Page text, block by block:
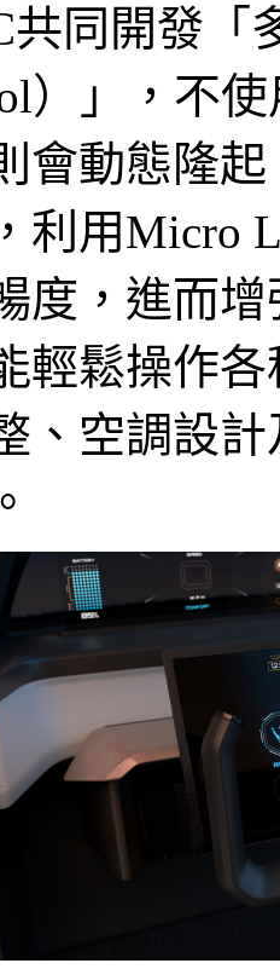
共同開發「
）」，不
會動態隆
利用Micro
度，進而
輕鬆操作
、空調設